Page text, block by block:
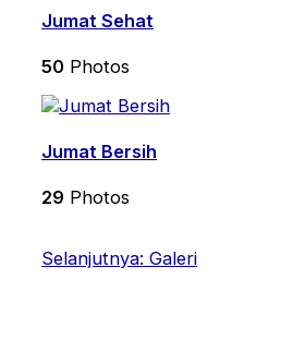
Jumat Sehat
50 Photos
Jumat Bersih
29 Photos
Selanjutnya: Galeri